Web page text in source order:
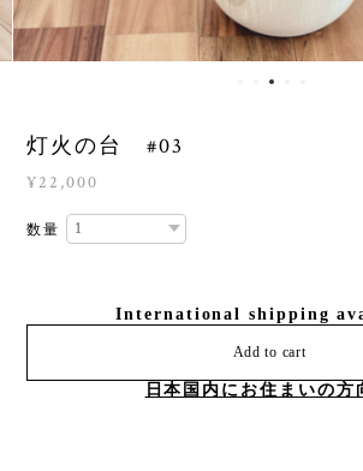
灯火の台 #03
¥22,000
数量
International shipping
Add to cart
日本国内にお住まいの方